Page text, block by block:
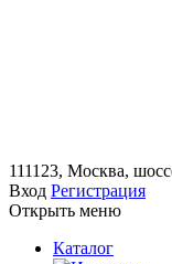
111123, Москва,
Вход Регистрация
Открыть меню
Каталог